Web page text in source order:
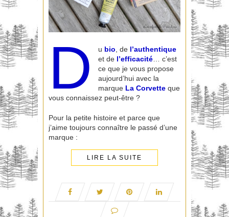
D u bio , de l’authentique
et de l’efficacité… c’est
ce que je vous propose
aujourd’hui avec la
marque La Corvetteque
vous connaissez peut-être ?
Pour la petite histoire et parce que
j’aime toujours connaître le passé d’une
marque :
LIRE LA SUITE